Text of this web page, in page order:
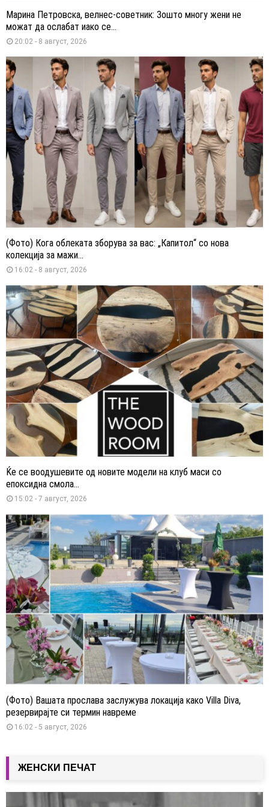
Марина Петровска, велнес-советник: Зошто многу жени не
можат да ослабат иако се...
20:02 - 8 август, 2026
(Фото) Кога облеката зборува за вас: „Капитол“ со нова
колекција за мажи...
16:02 - 8 август, 2026
Ќе се воодушевите од новите модели на клуб маси со
епоксидна смола...
15:02 - 7 август, 2026
(Фото) Вашата прослава заслужува локација како Villa Diva,
резервирајте си термин навреме
16:02 - 5 август, 2026
ЖЕНСКИ ПЕЧАТ